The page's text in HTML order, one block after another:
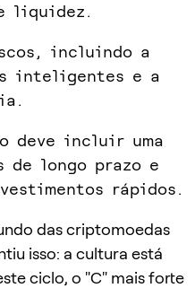
liquidez.
incluindo a
inteligentes e a
deve incluir uma
de longo prazo e
rápidos.
das criptomoedas
isso: a cultura está
ciclo, o "C" mais forte